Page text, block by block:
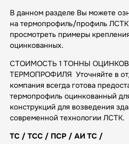
В данном разделе Вы можете
на термопрофиль/профиль ЛСТК
просмотреть примеры
оцинкованных.
СТОИМОСТЬ 1 ТОННЫ
ТЕРМОПРОФИЛЯ Уточняйте в
компания всегда готова
термопрофиль оцинкованный
конструкций для возведения
современной технологии ЛСТК.
ТС / ТСС / ПСР / АИ ТС /